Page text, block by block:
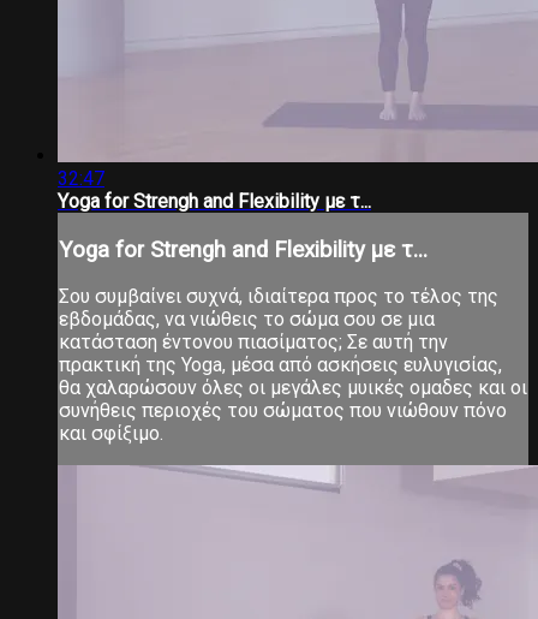
32:47
Υoga for Strengh and Flexibility με τ...
Υoga for Strengh and Flexibility με τ...
Σου συμβαίνει συχνά, ιδιαίτερα προς το τέλος της
εβδομάδας, να νιώθεις το σώμα σου σε μια
κατάσταση έντονου πιασίματος; Σε αυτή την
πρακτική της Yoga, μέσα από ασκήσεις ευλυγισίας,
θα χαλαρώσουν όλες οι μεγάλες μυικές ομαδες και οι
συνήθεις περιοχές του σώματος που νιώθουν πόνο
και σφίξιμο.